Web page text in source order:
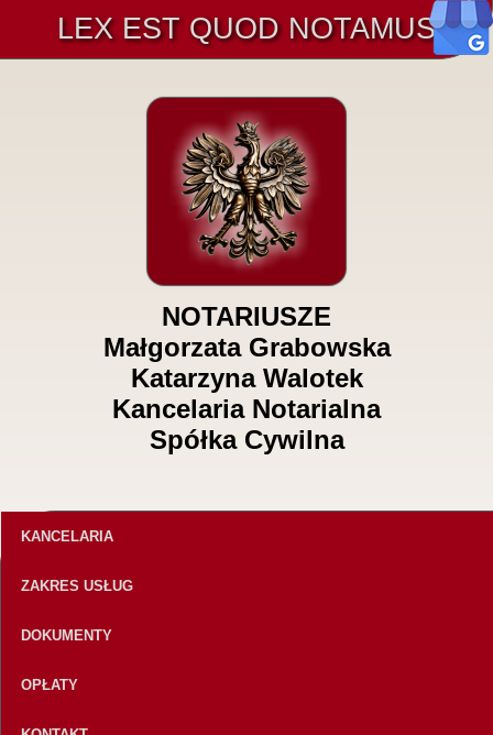
LEX EST QUOD NOTAMUS
NOTARIUSZE
Małgorzata Grabowska
Katarzyna Walotek
Kancelaria Notarialna
Spółka Cywilna
KANCELARIA
ZAKRES USŁUG
DOKUMENTY
OPŁATY